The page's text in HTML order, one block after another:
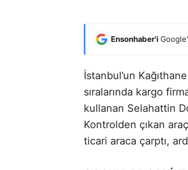
Ensonhaber'i
İstanbul’un
sıralarında kargo
kullanan Selahattin
Kontrolden çıkan
ticari araca çarptı,